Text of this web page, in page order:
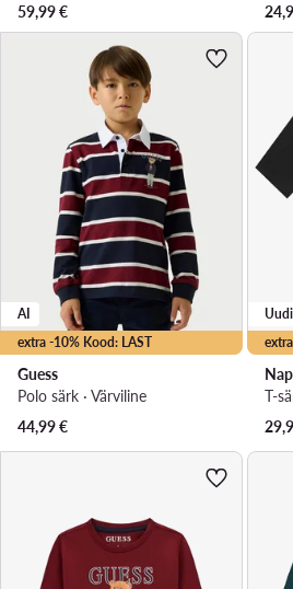
59,99€
extra -10% Kood: LAST
AI
Guess
Polo särk · Värviline
44,99€
T-